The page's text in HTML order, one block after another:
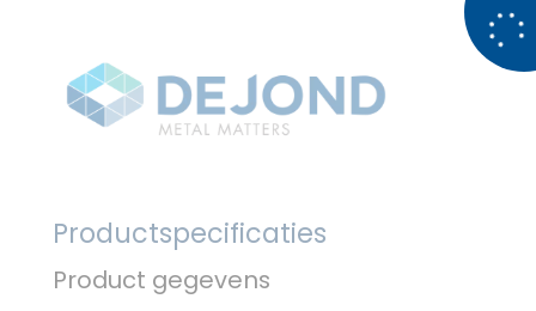
Productspecificaties
Product gegevens